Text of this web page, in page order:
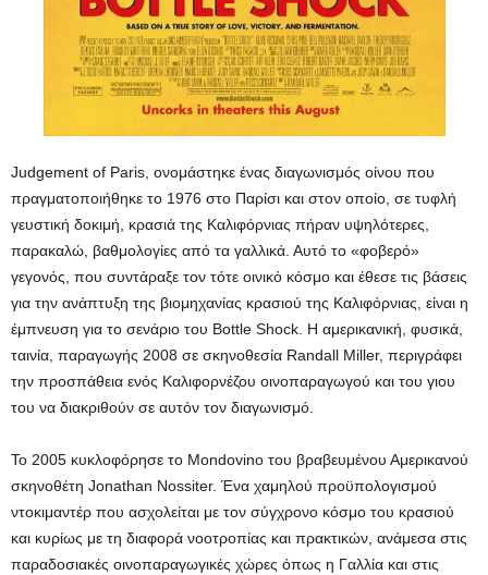
Judgement of Paris, ονομάστηκε ένας διαγωνισμός οίνου που
πραγματοποιήθηκε το 1976 στο Παρίσι και στον οποίο, σε τυφλή
γευστική δοκιμή, κρασιά της Καλιφόρνιας πήραν υψηλότερες,
παρακαλώ, βαθμολογίες από τα γαλλικά. Αυτό το «φοβερό»
γεγονός, που συντάραξε τον τότε οινικό κόσμο και έθεσε τις βάσεις
για την ανάπτυξη της βιομηχανίας κρασιού της Καλιφόρνιας, είναι η
έμπνευση για το σενάριο του Bottle Shock. Η αμερικανική, φυσικά,
ταινία, παραγωγής 2008 σε σκηνοθεσία Randall Miller, περιγράφει
την προσπάθεια ενός Καλιφορνέζου οινοπαραγωγού και του γιου
του να διακριθούν σε αυτόν τον διαγωνισμό.
To 2005 κυκλοφόρησε το Mondovino του βραβευμένου Αμερικανού
σκηνοθέτη Jonathan Nossiter. Ένα χαμηλού προϋπολογισμού
ντοκιμαντέρ που ασχολείται με τον σύγχρονο κόσμο του κρασιού
και κυρίως με τη διαφορά νοοτροπίας και πρακτικών, ανάμεσα στις
παραδοσιακές οινοπαραγωγικές χώρες όπως η Γαλλία και στις